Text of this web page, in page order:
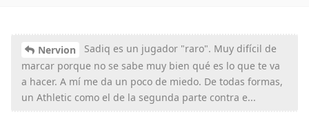
Nervion
Sadiq es un jugador "raro". Muy difícil de
marcar porque no se sabe muy bien qué es lo que te va
a hacer. A mí me da un poco de miedo. De todas formas,
un Athletic como el de la segunda parte contra e...